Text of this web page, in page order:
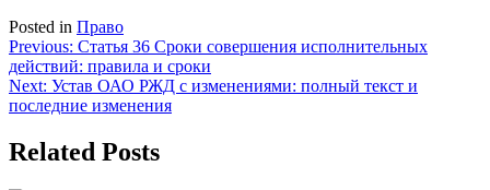
Posted in Право
Навигация
по
записям
Previous: Статья 36 Сроки совершения исполнительных
действий: правила и сроки
Next: Устав ОАО РЖД с изменениями: полный текст и
последние изменения
Related Posts